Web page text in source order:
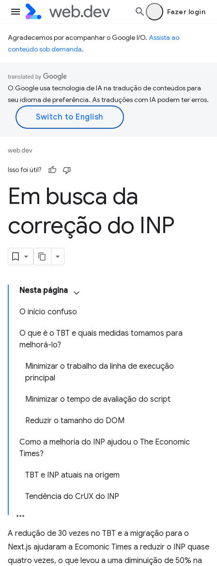
Fazer login
Agradecemos por acompanhar o Google I/O. Assista ao
conteúdo sob demanda.
O Google usa tecnologia de IA na tradução de conteúdos para
seu idioma de preferência. As traduções com IA podem ter erros.
web.dev
Isso foi útil?
Em busca da
correção do INP
Nesta página
O início confuso
O que é o TBT e quais medidas tomamos para
melhorá-lo?
Minimizar o trabalho da linha de execução
principal
Minimizar o tempo de avaliação do script
Reduzir o tamanho do DOM
Como a melhoria do INP ajudou o The Economic
Times?
TBT e INP atuais na origem
Tendência do CrUX do INP
A redução de 30 vezes no TBT e a migração para o
Next.js ajudaram a Ecomonic Times a reduzir o INP quase
quatro vezes, o que levou a uma diminuição de 50% na